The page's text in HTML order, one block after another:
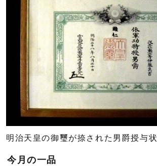
明治天皇の御璽が捺された男爵授与状
今月の一品